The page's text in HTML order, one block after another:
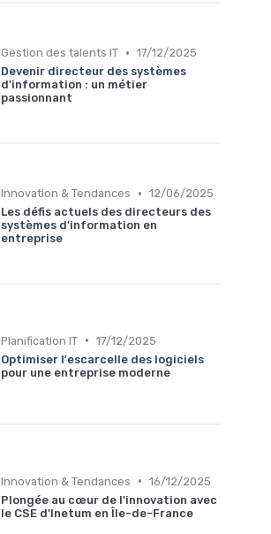
Gestion des talents IT • 17/12/2025
Devenir directeur des systèmes
d'information : un métier
passionnant
Innovation & Tendances • 12/06/2025
Les défis actuels des directeurs des
systèmes d'information en
entreprise
Planification IT • 17/12/2025
Optimiser l'escarcelle des logiciels
pour une entreprise moderne
Innovation & Tendances • 16/12/2025
Plongée au cœur de l'innovation avec
le CSE d'Inetum en Île-de-France